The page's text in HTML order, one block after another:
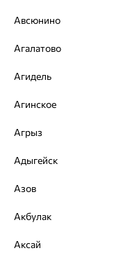
Авсюнино
Агалатово
Агидель
Агинское
Агрыз
Адыгейск
Азов
Акбулак
Аксай